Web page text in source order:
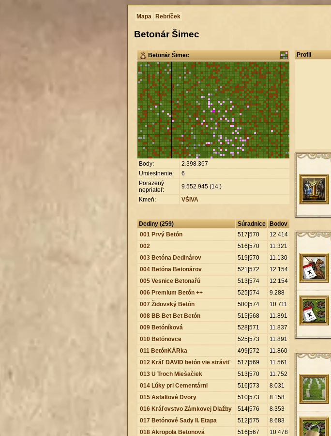
Mapa Rebríček
Betonár Šimec
Betonár Šimec
Body: 2.398.367
Umiestnenie:
6
Porazený
nepriateľ:
9.552.945 (14.)
Kmeň:
VŠIVA
Dediny (259) Súradnice
Bodov
001 Prvý Betón
517|570 12.414
002
516|570 11.321
003 Betóna Dedinárov
519|570 11.130
004 Betóna Betonárov
521|572 12.154
005 Vesnice Betonařú
513|574 12.154
006 Premium Betón ++
525|574 9.288
007 Židovský Betón
500|574 10.711
008 BB Bet Bet Betón
515|568 11.891
009 Betóníková
528|571 11.837
010 Betónovce
525|573 11.891
011 BetónKÁRka
499|572 11.860
012 Kráľ DAVID betón vie stráviť
517|569 11.561
013 U Troch Miešačiek
513|570 11.752
014 Lúky pri Cementárni
516|573 8.031
015 Asfaltové Dvory
510|573 8.158
016 Kráľovstvo Zámkovej Dlažby
514|576 8.353
017 Betónové Sady II. Etapa
512|575 8.683
018 Akropola Betonová
516|567 10.478
Profil